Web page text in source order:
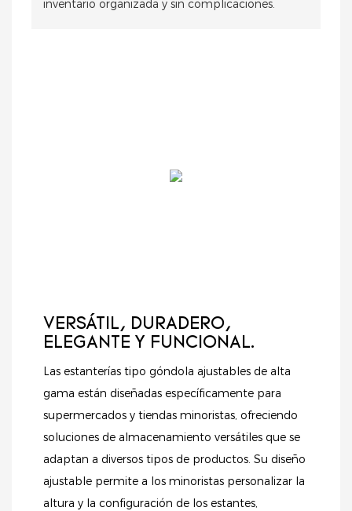
inventario organizada y sin complicaciones.
VERSÁTIL, DURADERO,
ELEGANTE Y FUNCIONAL.
Las estanterías tipo góndola ajustables de alta
gama están diseñadas específicamente para
supermercados y tiendas minoristas, ofreciendo
soluciones de almacenamiento versátiles que se
adaptan a diversos tipos de productos. Su diseño
ajustable permite a los minoristas personalizar la
altura y la configuración de los estantes,